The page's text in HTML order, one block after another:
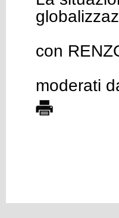
con
moderati